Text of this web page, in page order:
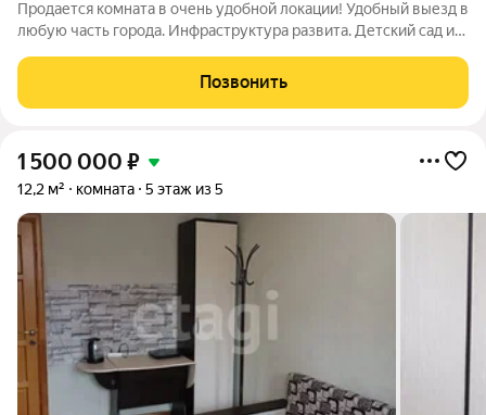
Продается комната в очень удобной локации! Удобный выезд в
любую часть города. Инфраструктура развита. Детский сад и
торговые центры, магазины рестораны также в шаговой
доступности! Цена и качество
Позвонить
1 500 000 ₽
12,2 м² комната 5 этаж из 5